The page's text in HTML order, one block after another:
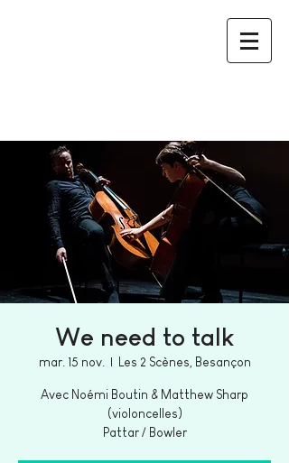
We need to talk
mar. 15 nov.
  |
Les 2 Scènes, Besançon
Avec Noémi Boutin & Matthew Sharp
(violoncelles)
Pattar / Bowler